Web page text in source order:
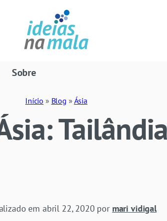
Sobre
Início » Blog » Ásia
em abril 22, 2020 por mari vidigal